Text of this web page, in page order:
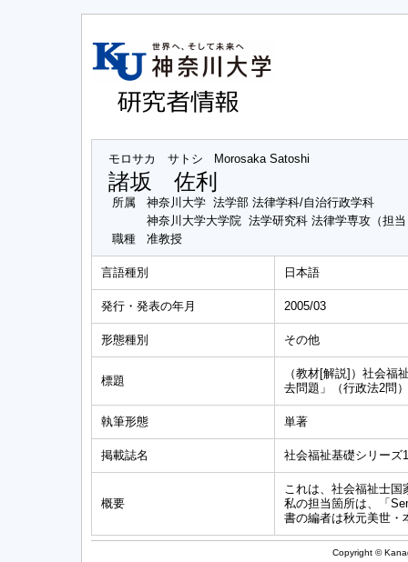
モロサカ サトシ Morosaka Satoshi
諸坂 佐利
所属
神奈川大学 法学部 法律学科/自治行政学科
神奈川大学大学院 法学研究科 法律学専攻（担
職種
准教授
言語種別 日本語
発行・発表の年月 2005/03
形態種別 その他
標題
（教材[解説]）社会福
去問題」（行政法2問
執筆形態 単著
掲載誌名 社会福祉基礎シリーズ
概要
これは、社会福祉士
私の担当箇所は、「
書の編者は秋元美世・
Copyright ©